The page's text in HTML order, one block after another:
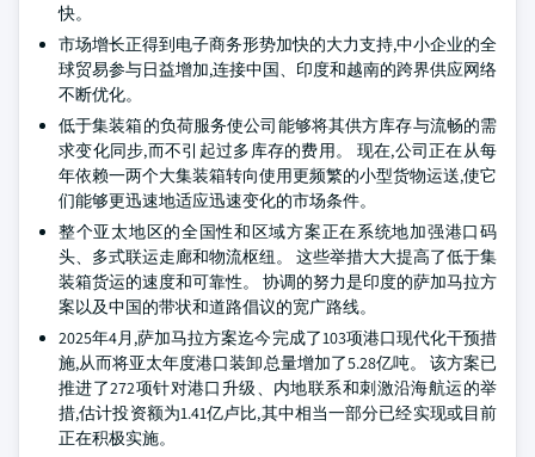
快。
市场增长正得到电子商务形势加快的大力支持,中小企业的全
球贸易参与日益增加,连接中国、印度和越南的跨界供应网络
不断优化。
低于集装箱的负荷服务使公司能够将其供方库存与流畅的需
求变化同步,而不引起过多库存的费用。 现在,公司正在从每
年依赖一两个大集装箱转向使用更频繁的小型货物运送,使它
们能够更迅速地适应迅速变化的市场条件。
整个亚太地区的全国性和区域方案正在系统地加强港口码
头、多式联运走廊和物流枢纽。 这些举措大大提高了低于集
装箱货运的速度和可靠性。 协调的努力是印度的萨加马拉方
案以及中国的带状和道路倡议的宽广路线。
2025年4月,萨加马拉方案迄今完成了103项港口现代化干预措
施,从而将亚太年度港口装卸总量增加了5.28亿吨。 该方案已
推进了272项针对港口升级、内地联系和刺激沿海航运的举
措,估计投资额为1.41亿卢比,其中相当一部分已经实现或目前
正在积极实施。